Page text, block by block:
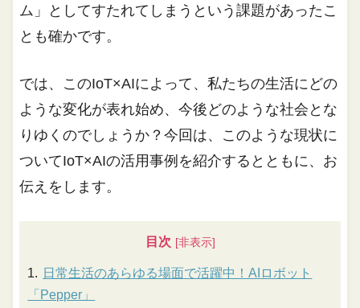
ム」としてすたれてしまうという課題があったこ
とも確かです。
では、このIoT×AIによって、私たちの生活にどの
ような変化が表れ始め、今後どのような社会とな
りゆくのでしょうか？今回は、このような現状に
ついてIoT×AIの活用事例を紹介するとともに、お
伝えをします。
目次
日常生活のあらゆる場面で活躍中！AIロボット
「Pepper」